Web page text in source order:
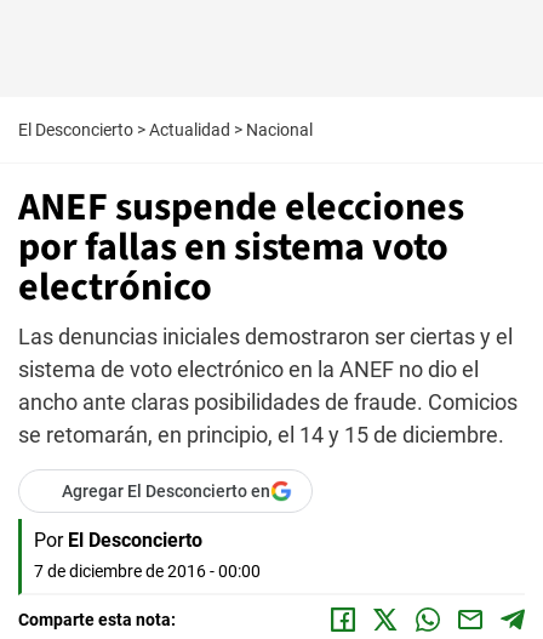
El Desconcierto >Actualidad > Nacional
ANEF suspende elecciones
por fallas en sistema voto
electrónico
Las denuncias iniciales demostraron ser ciertas y el
sistema de voto electrónico en la ANEF no dio el
ancho ante claras posibilidades de fraude. Comicios
se retomarán, en principio, el 14 y 15 de diciembre.
Agregar El Desconcierto en
Por El Desconcierto
7 de diciembre de 2016 - 00:00
Comparte esta nota: